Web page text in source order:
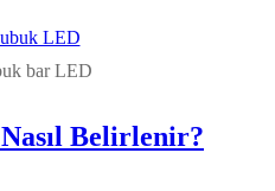
LED
bar LED
Belirlenir?